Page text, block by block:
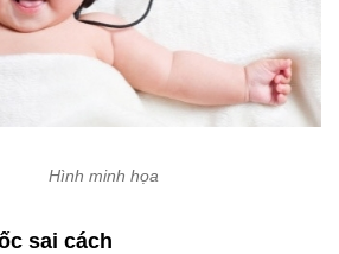
Hình minh họa
sai cách